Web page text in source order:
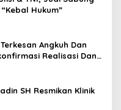
Hukum”
Angkuh Dan
Realisasi Dana
SH Resmikan Klinik